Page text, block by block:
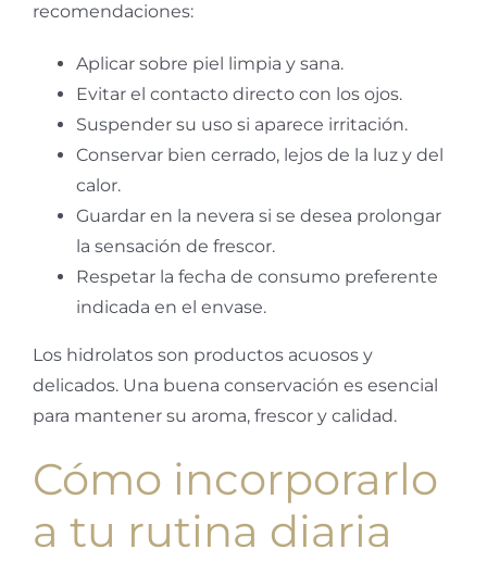
recomendaciones:
Aplicar sobre piel limpia y sana.
Evitar el contacto directo con los ojos.
Suspender su uso si aparece irritación.
Conservar bien cerrado, lejos de la luz y del
calor.
Guardar en la nevera si se desea prolongar
la sensación de frescor.
Respetar la fecha de consumo preferente
indicada en el envase.
Los hidrolatos son productos acuosos y
delicados. Una buena conservación es esencial
para mantener su aroma, frescor y calidad.
Cómo incorporarlo
a tu rutina diaria